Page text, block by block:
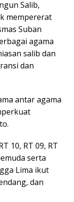
Salib,
mempererat
Suban
agama
salib dan
dan
antar agama
10, RT 09, RT
serta
Lima ikut
dan